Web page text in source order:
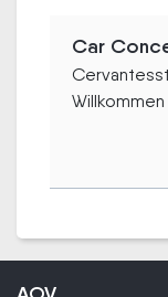
Car